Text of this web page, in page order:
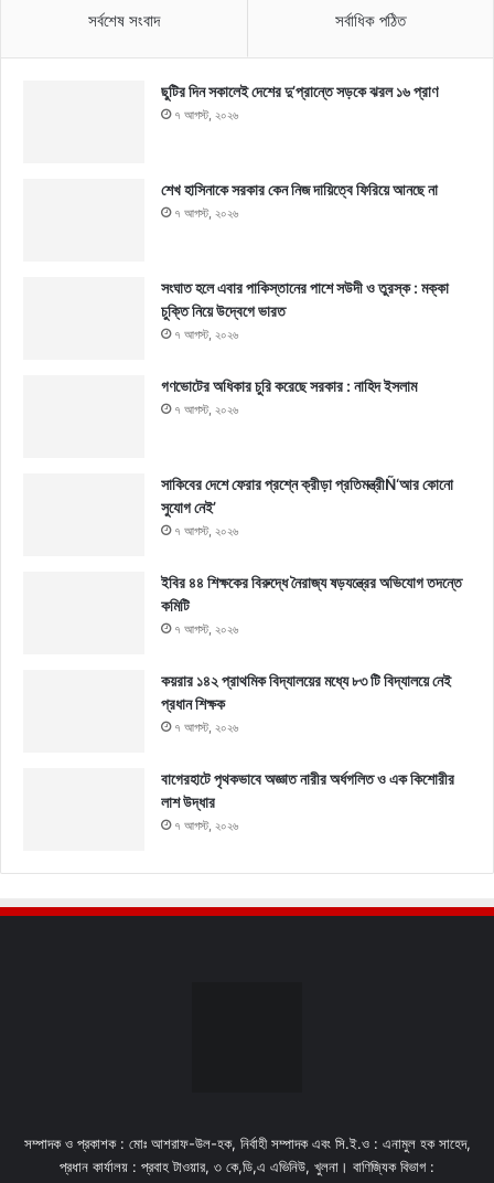
সর্বশেষ সংবাদ সর্বাধিক পঠিত
ছুটির দিন সকালেই দেশের দু’প্রান্তে সড়কে ঝরল ১৬ প্রাণ
৭ আগস্ট, ২০২৬
শেখ হাসিনাকে সরকার কেন নিজ দায়িত্বে ফিরিয়ে আনছে না
৭ আগস্ট, ২০২৬
সংঘাত হলে এবার পাকিস্তানের পাশে সউদী ও তুরস্ক : মক্কা
চুক্তি নিয়ে উদ্বেগে ভারত
৭ আগস্ট, ২০২৬
গণভোটের অধিকার চুরি করেছে সরকার : নাহিদ ইসলাম
৭ আগস্ট, ২০২৬
সাকিবের দেশে ফেরার প্রশ্নে ক্রীড়া প্রতিমন্ত্রীÑ‘আর কোনো
সুযোগ নেই’
৭ আগস্ট, ২০২৬
ইবির ৪৪ শিক্ষকের বিরুদ্ধে নৈরাজ্য ষড়যন্ত্রের অভিযোগ তদন্তে
কমিটি
৭ আগস্ট, ২০২৬
কয়রার ১৪২ প্রাথমিক বিদ্যালয়ের মধ্যে ৮৩ টি বিদ্যালয়ে নেই
প্রধান শিক্ষক
৭ আগস্ট, ২০২৬
বাগেরহাটে পৃথকভাবে অজ্ঞাত নারীর অর্ধগলিত ও এক কিশোরীর
লাশ উদ্ধার
৭ আগস্ট, ২০২৬
সম্পাদক ও প্রকাশক : মোঃ আশরাফ-উল-হক, নির্বাহী সম্পাদক এবং সি.ই.ও : এনামুল হক সাহেদ,
প্রধান কার্যালয় : প্রবাহ টাওয়ার, ৩ কে,ডি,এ এভিনিউ, খুলনা। বাণিজ্যিক বিভাগ :